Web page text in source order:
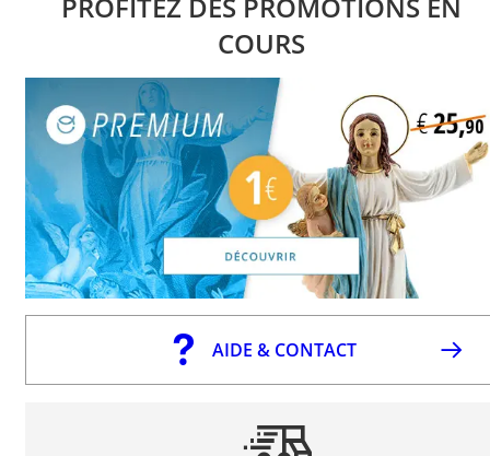
PROFITEZ DES PROMOTIONS EN
COURS
AIDE & CONTACT